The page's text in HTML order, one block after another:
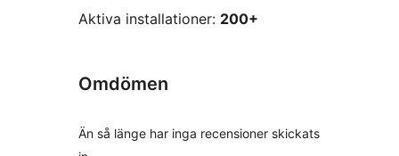
Aktiva installationer: 200+
Omdömen
Än så länge har inga recensioner skickats